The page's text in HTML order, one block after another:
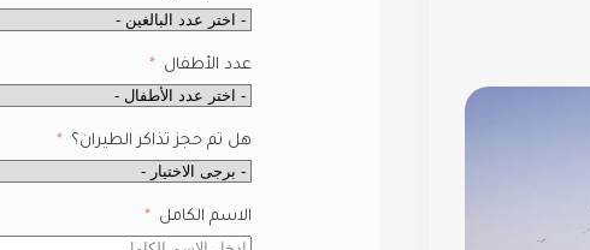
عدد الأطفال
هل تم حجز تذاكر الطيران؟
الاسم الكامل